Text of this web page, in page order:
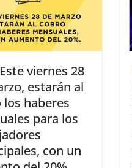
Este viernes 28
estarán al
los haberes
para los
con un